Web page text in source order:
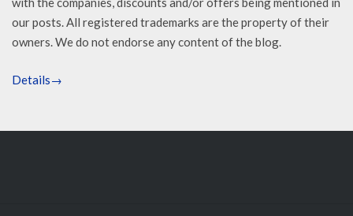
our posts. All registered trademarks are the property of their
owners. We do not endorse any content of the blog.
Details→